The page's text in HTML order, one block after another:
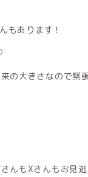
あります！
の大きさなので緊
んもXさんもお見逃